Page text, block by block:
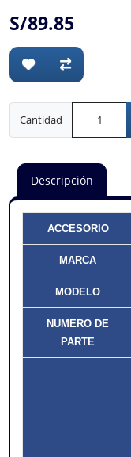
S/89.85
Cantidad
Descripción
ACCESORIO
MARCA
MODELO
NUMERO DE
PARTE